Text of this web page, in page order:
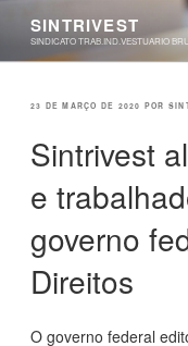
Pular
SINTRIVEST
SINDICATO TRAB.IND.VESTUARIO
PUBLICADO
23 DE MARÇO DE 2020 POR
Sintrivest
e
governo
Direitos
O governo federal